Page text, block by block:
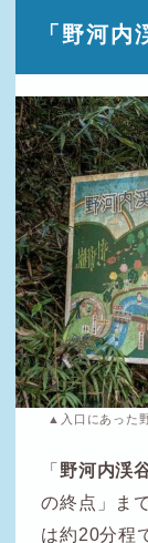
「野河内
▲入口にあった
「 野河内渓
の終点」ま
は約20分程